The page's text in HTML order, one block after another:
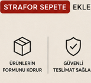
600.00